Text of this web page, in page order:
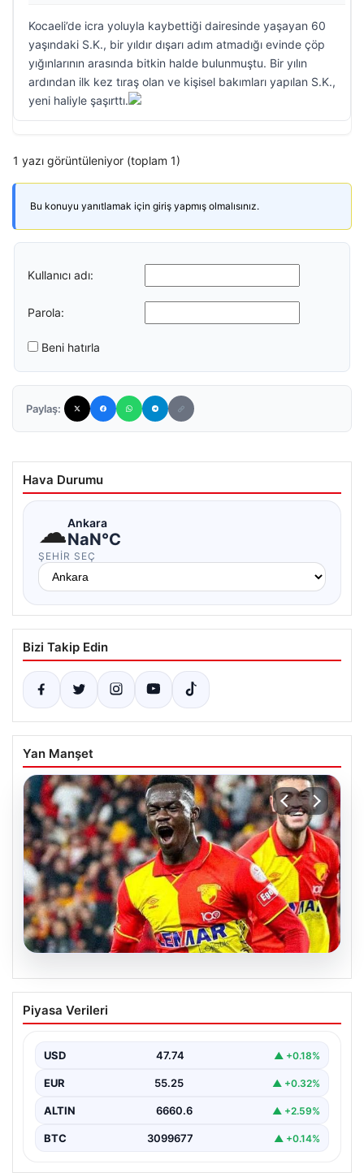
Kocaeli’de icra yoluyla kaybettiği dairesinde yaşayan 60
yaşındaki S.K., bir yıldır dışarı adım atmadığı evinde çöp
yığınlarının arasında bitkin halde bulunmuştu. Bir yılın
ardından ilk kez tıraş olan ve kişisel bakımları yapılan S.K.,
yeni haliyle şaşırttı.
1 yazı görüntüleniyor (toplam 1)
Bu konuyu yanıtlamak için giriş yapmış olmalısınız.
Kullanıcı adı:
Parola:
Beni hatırla
Paylaş:
Hava Durumu
☁Ankara
NaN°C
ŞEHIR SEÇ
Bizi Takip Edin
Yan Manşet
07.08.2026
Göztepe’de hareketlilik: Anthony
Dennis için Almanya’dan teklif
Süper Lig temsilcisi Göztepe'nin orta sahasında görev
Piyasa Verileri
USD 47.74 ▲ +0.18%
EUR 55.25 ▲ +0.32%
ALTIN 6660.6 ▲ +2.59%
BTC 3099677 ▲ +0.14%